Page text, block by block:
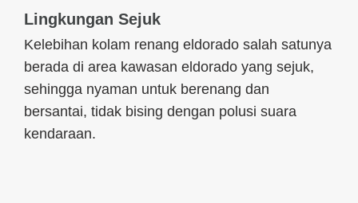
Lingkungan Sejuk
Kelebihan kolam renang eldorado salah satunya
berada di area kawasan eldorado yang sejuk,
sehingga nyaman untuk berenang dan
bersantai, tidak bising dengan polusi suara
kendaraan.